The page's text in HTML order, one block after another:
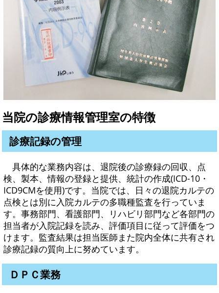
当院の診療情報管理室の特徴
診療記録の管理
具体的な業務内容は、退院後の診療録の回収、点
検、製本、情報の登録と提供、統計の作成(ICD-10・
ICD9CMを使用)です。当院では、日々の退院カルテの
点検とは別に入院カルテの多職種監査を行っていま
す。事務部門、看護部門、リハビリ部門など各部門の
担当者が入院記録を読み、評価項目に従って評価をつ
けます。監査結果は担当医師また院内全体に共有され
診療記録の質向上に努めています。
ＤＰＣ業務